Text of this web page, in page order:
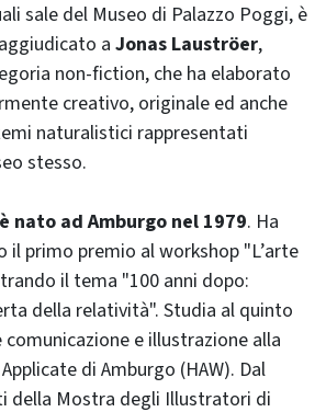
sale del Museo di Palazzo Poggi, è
a Jonas Lauströer,
non-fiction, che ha elaborato
creativo, originale ed anche
naturalistici rappresentati
stesso.
nato ad Amburgo nel 1979. Ha
il primo premio al workshop "L’arte
il tema "100 anni dopo:
della relatività". Studia al quinto
comunicazione e illustrazione alla
di Amburgo (HAW). Dal
della Mostra degli Illustratori di